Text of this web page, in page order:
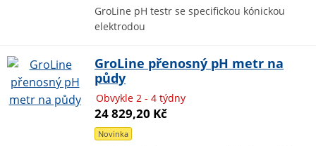
GroLine pH testr se specifickou kónickou
elektrodou
GroLine přenosný pH metr na
půdy
Obvykle 2 - 4 týdny
24 829,20 Kč
Novinka